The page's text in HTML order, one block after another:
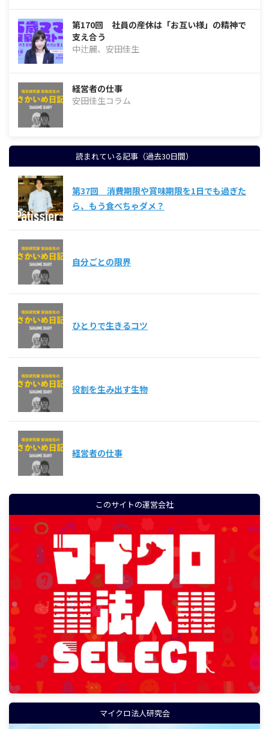
第170回 社員の産休は「お互い様」の精神で
支え合う
中辻麗、安田佳生
経営者の仕事
安田佳生コラム
読まれている記事（過去30日間）
第37回 消費期限や賞味期限を1日でも過ぎた
ら、もう食べちゃダメ？
自分ごとの限界
ひとりで生きるコツ
役割を生み出す生物
経営者の仕事
このサイトの運営会社
マイクロ法人研究会